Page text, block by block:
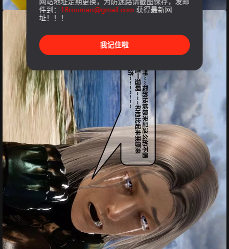
件到： 18rouman@gmail.com 获得最新网
址！！！
我记住啦